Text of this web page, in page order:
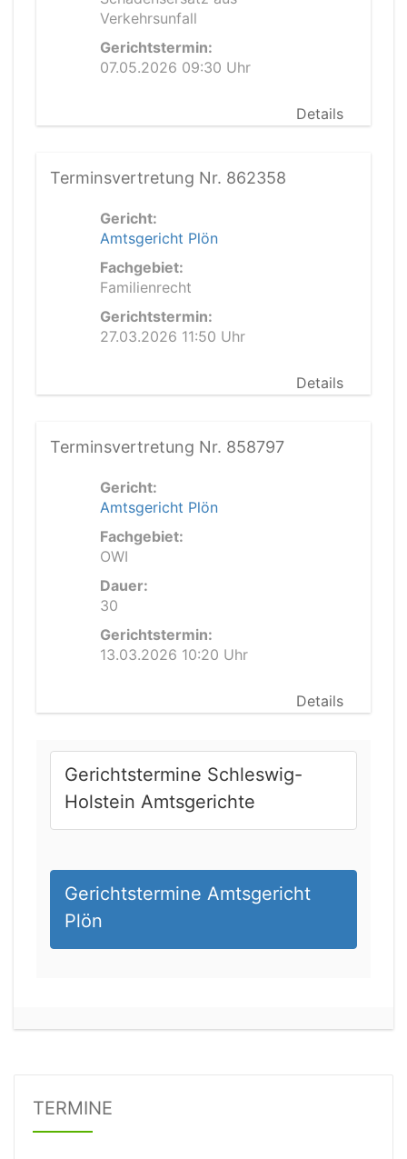
Verkehrsunfall
Gerichtstermin:
07.05.2026 09:30 Uhr
Details
Terminsvertretung Nr. 862358
Gericht:
Amtsgericht Plön
Fachgebiet:
Familienrecht
Gerichtstermin:
27.03.2026 11:50 Uhr
Details
Terminsvertretung Nr. 858797
Gericht:
Amtsgericht Plön
Fachgebiet:
OWI
Dauer:
30
Gerichtstermin:
13.03.2026 10:20 Uhr
Details
Gerichtstermine Schleswig-
Holstein Amtsgerichte
Gerichtstermine Amtsgericht
Plön
TERMINE
21.08.2026 13:00 Uhr
21.08.2026 15:00 Uhr